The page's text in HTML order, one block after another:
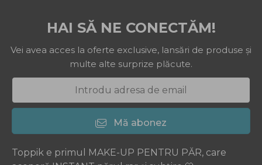
HAI SĂ NE CONECTĂM!
Vei avea acces la oferte exclusive, lansări de produse și
multe alte surprize plăcute.
Mă abonez
Toppik e primul MAKE-UP PENTRU PĂR, care